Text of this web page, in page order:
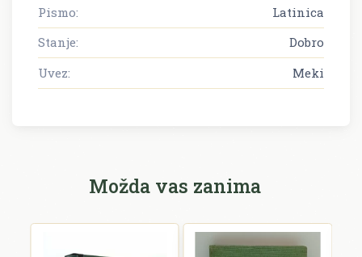
Pismo:
Latinica
Stanje:
Dobro
Uvez:
Meki
Možda vas zanima